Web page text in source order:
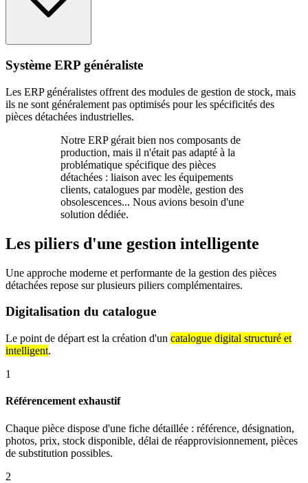
Système ERP généraliste
Les ERP généralistes offrent des modules de gestion de stock, mais
ils ne sont généralement pas optimisés pour les spécificités des
pièces détachées industrielles.
Notre ERP gérait bien nos composants de
production, mais il n'était pas adapté à la
problématique spécifique des pièces
détachées : liaison avec les équipements
clients, catalogues par modèle, gestion des
obsolescences... Nous avions besoin d'une
solution dédiée.
Les piliers d'une gestion intelligente
Une approche moderne et performante de la gestion des pièces
détachées repose sur plusieurs piliers complémentaires.
Digitalisation du catalogue
Le point de départ est la création d'un catalogue digital structuré et
intelligent.
1
Référencement exhaustif
Chaque pièce dispose d'une fiche détaillée : référence, désignation,
photos, prix, stock disponible, délai de réapprovisionnement, pièces
de substitution possibles.
2